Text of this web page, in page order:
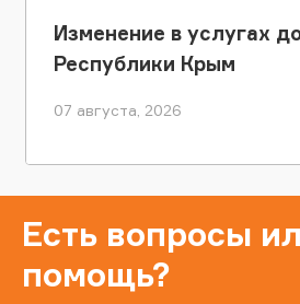
Изменение в услугах
Республики Крым
07 августа, 2026
Есть вопросы
помощь?